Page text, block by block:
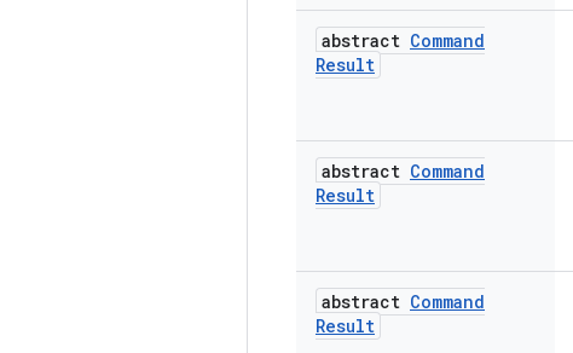
abstract Command
Result
abstract Command
Result
abstract Command
Result